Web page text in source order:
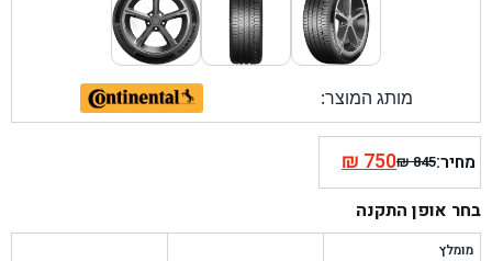
מותג המוצר:
מחיר: ₪845
המחיר
המקורי
היה:
₪750המחיר
הנוכחי
הוא:
בחר אופן התקנה
מומלץ